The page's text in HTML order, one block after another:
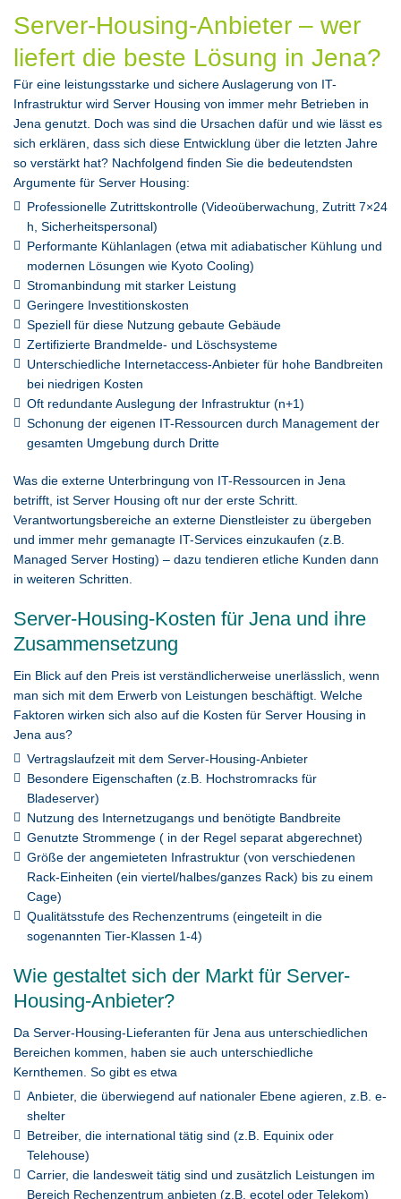
Server-Housing-Anbieter – wer
liefert die beste Lösung in Jena?
Für eine leistungsstarke und sichere Auslagerung von IT-
Infrastruktur wird Server Housing von immer mehr Betrieben in
Jena genutzt. Doch was sind die Ursachen dafür und wie lässt es
sich erklären, dass sich diese Entwicklung über die letzten Jahre
so verstärkt hat? Nachfolgend finden Sie die bedeutendsten
Argumente für Server Housing:
Professionelle Zutrittskontrolle (Videoüberwachung, Zutritt 7×24
h, Sicherheitspersonal)
Performante Kühlanlagen (etwa mit adiabatischer Kühlung und
modernen Lösungen wie Kyoto Cooling)
Stromanbindung mit starker Leistung
Geringere Investitionskosten
Speziell für diese Nutzung gebaute Gebäude
Zertifizierte Brandmelde- und Löschsysteme
Unterschiedliche Internetaccess-Anbieter für hohe Bandbreiten
bei niedrigen Kosten
Oft redundante Auslegung der Infrastruktur (n+1)
Schonung der eigenen IT-Ressourcen durch Management der
gesamten Umgebung durch Dritte
Was die externe Unterbringung von IT-Ressourcen in Jena
betrifft, ist Server Housing oft nur der erste Schritt.
Verantwortungsbereiche an externe Dienstleister zu übergeben
und immer mehr gemanagte IT-Services einzukaufen (z.B.
Managed Server Hosting) – dazu tendieren etliche Kunden dann
in weiteren Schritten.
Server-Housing-Kosten für Jena und ihre
Zusammensetzung
Ein Blick auf den Preis ist verständlicherweise unerlässlich, wenn
man sich mit dem Erwerb von Leistungen beschäftigt. Welche
Faktoren wirken sich also auf die Kosten für Server Housing in
Jena aus?
Vertragslaufzeit mit dem Server-Housing-Anbieter
Besondere Eigenschaften (z.B. Hochstromracks für
Bladeserver)
Nutzung des Internetzugangs und benötigte Bandbreite
Genutzte Strommenge ( in der Regel separat abgerechnet)
Größe der angemieteten Infrastruktur (von verschiedenen
Rack-Einheiten (ein viertel/halbes/ganzes Rack) bis zu einem
Cage)
Qualitätsstufe des Rechenzentrums (eingeteilt in die
sogenannten Tier-Klassen 1-4)
Wie gestaltet sich der Markt für Server-
Housing-Anbieter?
Da Server-Housing-Lieferanten für Jena aus unterschiedlichen
Bereichen kommen, haben sie auch unterschiedliche
Kernthemen. So gibt es etwa
Anbieter, die überwiegend auf nationaler Ebene agieren, z.B. e-
shelter
Betreiber, die international tätig sind (z.B. Equinix oder
Telehouse)
Carrier, die landesweit tätig sind und zusätzlich Leistungen im
Bereich Rechenzentrum anbieten (z.B. ecotel oder Telekom)